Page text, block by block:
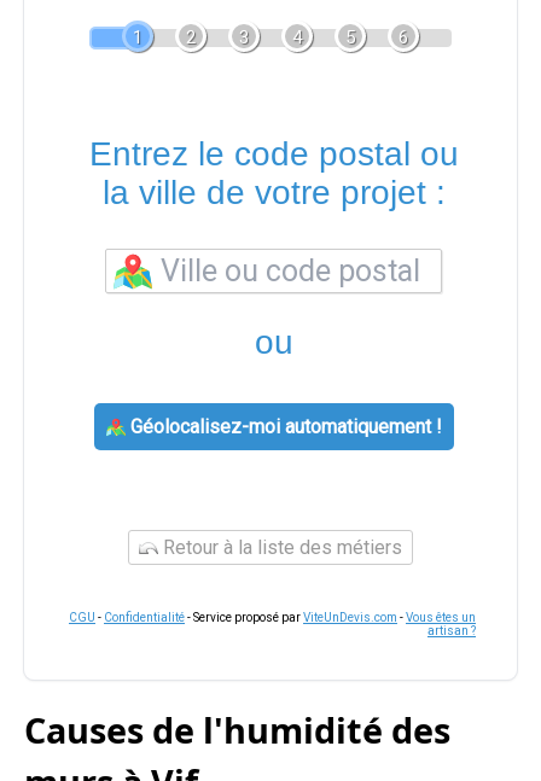
1 2 3 4 5 6
Entrez le code postal ou
la ville de votre projet :
ou
Géolocalisez-moi automatiquement !
Retour à la liste des métiers
CGU - Confidentialité- Service proposé parViteUnDevis.com -Vous êtes un
artisan ?
Causes de l'humidité des